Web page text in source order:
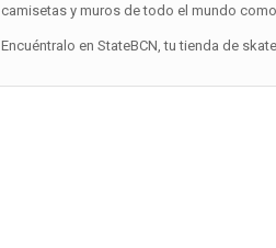
camisetas y muros de todo el mundo
Encuéntralo en StateBCN, tu tienda de